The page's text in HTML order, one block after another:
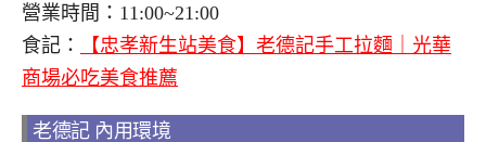
營業時間：11:00~21:00
食記：
【忠孝新生站美食】老德記手工拉麵｜光華
商場必吃美食推薦
老德記 內用環境